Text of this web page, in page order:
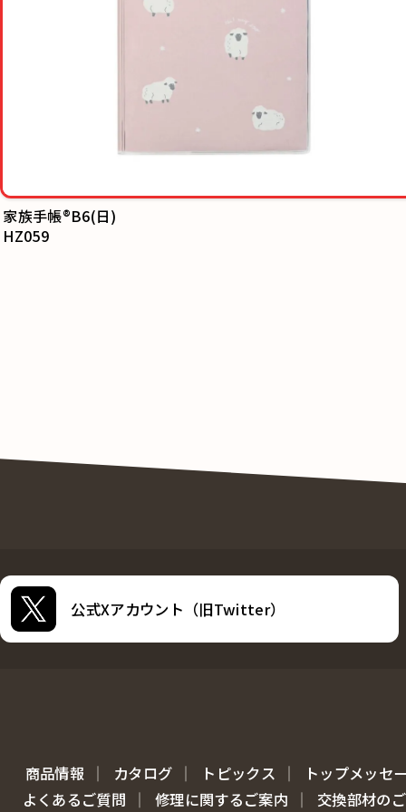
家族手帳®B6(日)
HZ059
公式Xアカウント（旧Twitter）
商品情報 カタログ トピックス
トップメッセ
よくあるご質問
修理に関するご案内 交換部材の